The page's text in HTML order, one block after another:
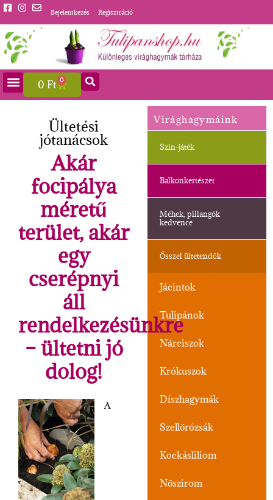
Bejelentkezés Regisztráció
0 Ft 0
Virághagymáink
Szín-játék
Balkonkertészet
Méhek, pillangók
kedvence
Ősszel ültetendők
Jácintok
Tulipánok
Nárciszok
Krókuszok
Díszhagymák
Szellőrózsák
Kockásliliom
Nőszirom
Ültetési
jótanácsok
Akár
focipálya
méretű
terület, akár
egy
cserépnyi
áll
rendelkezésünkre
– ültetni jó
dolog!
A